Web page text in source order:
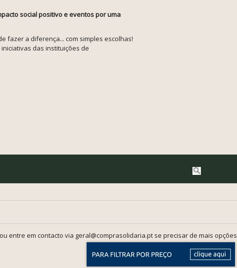
social positivo e eventos por uma
fazer a diferença... com simples escolhas!
das instituições de
entre em contacto via geral@comprasolidaria.pt se precisar de mais opções